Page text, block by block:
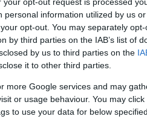
information utilized by us
opt-out. You may separately
by third parties on the IAB’s list of
by us to third parties on the
it to other third parties.
more Google services and may
or usage behaviour. You may
to use your data for below
ajándékozza az
román kori templom
századokban a lakosság az
hogy az itteni lakosság a